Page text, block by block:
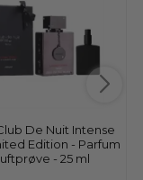
De Nuit Intense
Edition - Parfum
- 25 ml